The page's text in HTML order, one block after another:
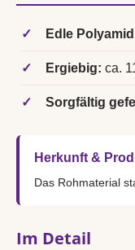
✓ Edle
✓ Ergiebig: ca.
✓ Sorgfältig
Herkunft &
Das Rohmaterial
Im Detail